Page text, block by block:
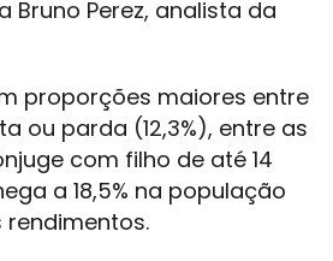
Bruno Perez, analista da
proporções maiores entre
ou parda (12,3%), entre as
com filho de até 14
a 18,5% na população